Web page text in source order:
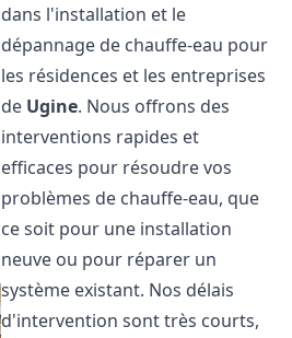
dans l'installation et le
dépannage de chauffe-eau pour
les résidences et les entreprises
de Ugine. Nous offrons des
interventions rapides et
efficaces pour résoudre vos
problèmes de chauffe-eau, que
ce soit pour une installation
neuve ou pour réparer un
système existant. Nos délais
d'intervention sont très courts,